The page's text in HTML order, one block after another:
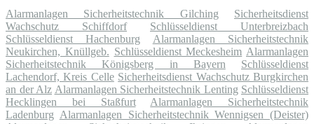
Alarmanlagen Sicherheitstechnik Gilching
Sicherheitsdienst
Wachschutz Schiffdorf
Schlüsseldienst Unterbreizbach
Schlüsseldienst Hachenburg
Alarmanlagen Sicherheitstechnik
Neukirchen, Knüllgeb. Schlüsseldienst Meckesheim Alarmanlagen
Sicherheitstechnik Königsberg in Bayern
Schlüsseldienst
Lachendorf, Kreis Celle Sicherheitsdienst Wachschutz Burgkirchen
an der Alz Alarmanlagen Sicherheitstechnik Lenting Schlüsseldienst
Hecklingen bei Staßfurt
Alarmanlagen Sicherheitstechnik
Ladenburg Alarmanlagen Sicherheitstechnik Wennigsen (Deister)